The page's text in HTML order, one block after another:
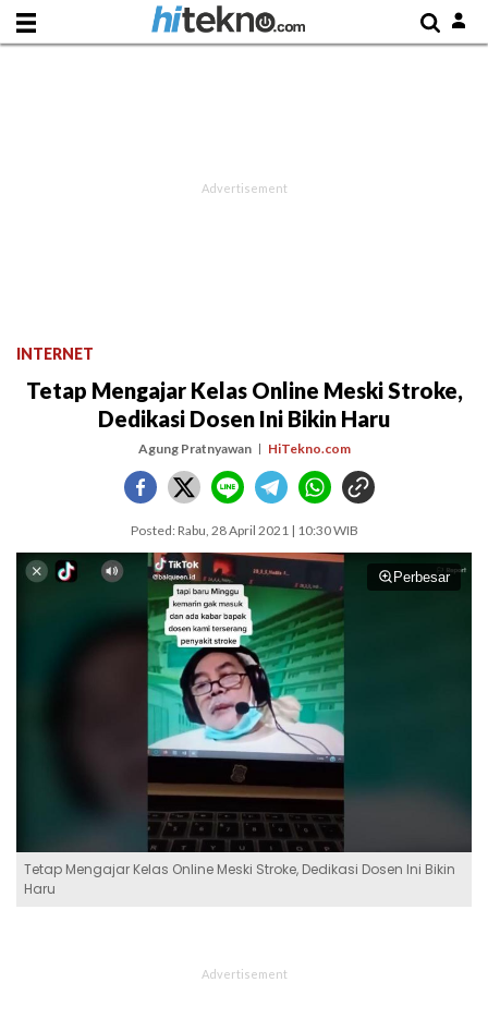
INTERNET
Tetap Mengajar Kelas Online Meski Stroke,
Dedikasi Dosen Ini Bikin Haru
Agung Pratnyawan HiTekno.com
Posted: Rabu, 28 April 2021 | 10:30 WIB
Perbesar
Tetap Mengajar Kelas Online Meski Stroke, Dedikasi Dosen Ini Bikin
Haru